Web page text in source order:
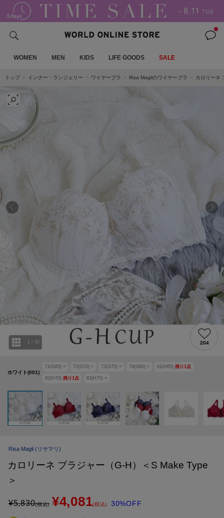
WOMEN MEN KIDS LIFE GOODS SALE
トップ インナー・ランジェリー ワイヤーブラ Risa Magliのワイヤーブラ カロリーネ
ホワイト(001)
71(G65) × 72(G70) × 73(G75) × 74(G80) × 81(H65) 残り 1 点
82(H70) 残り 1 点 83(H75) ×
1 / 30 204
Risa Magli (リサマリ)
カロリーネ ブラジャー（G-H）＜S Make Type
＞
¥5,830(税込) ¥4,081(税込) 30%OFF